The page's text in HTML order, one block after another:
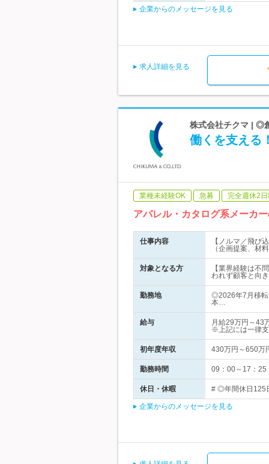
企業からのメッセージを見る
求人詳細を見る
株式会社チクマ | ◎
働くを支える
業種未経験OK 急募 完全週休2
アパレル・カタログ系メーカ
仕事内容
【ノルマ／飛び
（企画提案、材
対象となる方
【業界経験は不
われず顧客と向
勤務地
◎2026年7月移転
本…
給与
月給29万円～43
※上記には一律
初年度年収 430万円～650万
勤務時間 09：00～17：
休日・休暇 # ◎年間休日125
企業からのメッセージを見る